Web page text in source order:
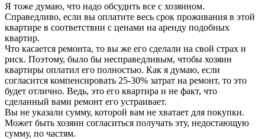
Я тоже думаю, что надо обсудить все с хозяином.
Справедливо, если вы оплатите весь срок проживания в этой
квартире в соответствии с ценами на аренду подобных
квартир.
Что касается ремонта, то вы же его сделали на свой страх и
риск. Поэтому, было бы несправедливым, чтобы хозяин
квартиры оплатил его полностью. Как я думаю, если
согласится компенсировать 25-30% затрат на ремонт, то это
будет отлично. Ведь, это его квартира и не факт, что
сделанный вами ремонт его устраивает.
Вы не указали сумму, которой вам не хватает для покупки.
Может быть хозяин согласиться получать эту, недостающую
сумму, по частям.